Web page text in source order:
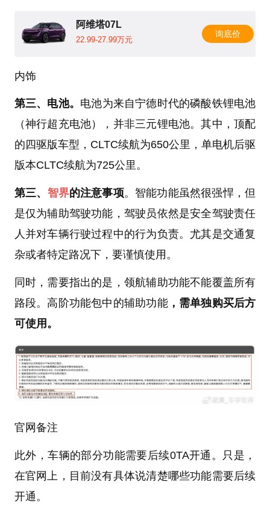
阿维塔07L
22.99-27.99万元
询底价
内饰
第三、电池。 电池为来自宁德时代的磷酸铁锂电池
（神行超充电池），并非三元锂电池。其中，顶配
的四驱版车型，CLTC续航为650公里，单电机后驱
版本CLTC续航为725公里。
第三、 智界的注意事项。智能功能虽然很强悍，但
是仅为辅助驾驶功能，驾驶员依然是安全驾驶责任
人并对车辆行驶过程中的行为负责。尤其是交通复
杂或者特定路况下，要谨慎使用。
同时，需要指出的是，领航辅助功能不能覆盖所有
路段。高阶功能包中的辅助功能，需单独购买后方
可使用。
官网备注
此外，车辆的部分功能需要后续0TA开通。只是，
在官网上，目前没有具体说清楚哪些功能需要后续
开通。